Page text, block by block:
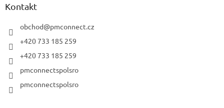
Kontakt
obchod@pmconnect.cz
+420 733 185 259
+420 733 185 259
pmconnectspolsro
pmconnectspolsro